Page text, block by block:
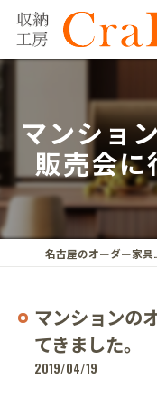
マンショ
販売会に
名古屋のオー
マンションの
てきました。
2019/04/19